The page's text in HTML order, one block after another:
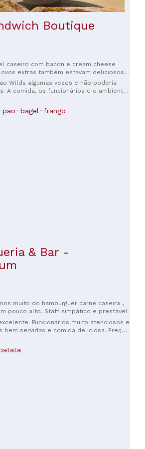
Boutique
caseiro com bacon e cream cheese
extras também estavam deliciosos.
Wilds algumas vezes e não poderia
A comida, os funcionários e o ambiente
muito!
pao bagel frango
& Bar -
muito do hamburguer carne caseira ,
pouco alto. Staff simpático e prestável
Funcionários muito atenciosos e
bem servidas e comida deliciosa. Preço